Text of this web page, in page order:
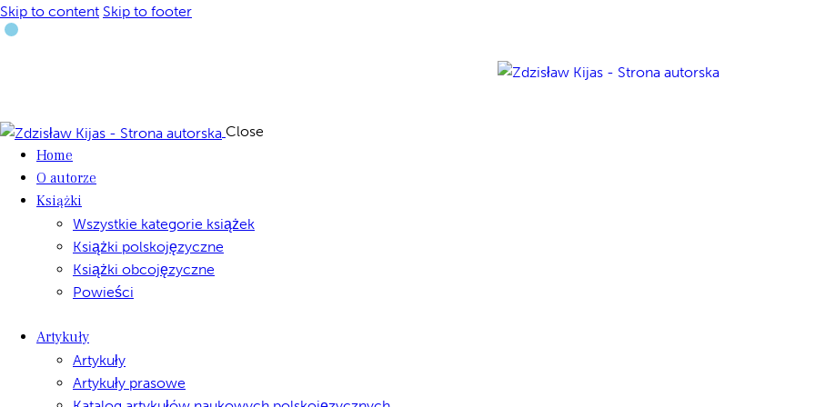
Skip to content Skip to footer
Close
Home
O autorze
Książki
Wszystkie kategorie książek
Książki polskojęzyczne
Książki obcojęzyczne
Powieści
Artykuły
Artykuły
Artykuły prasowe